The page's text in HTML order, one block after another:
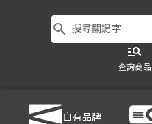
search 搜尋關鍵字
manage_search
查詢商品
自有品牌
HANWELL 捍衛科技 HF300